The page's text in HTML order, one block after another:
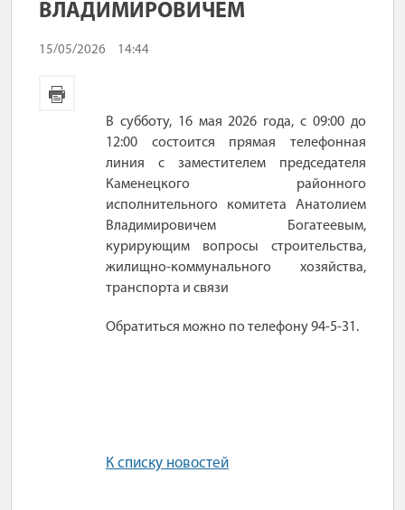
ВЛАДИМИРОВИЧЕМ
15/05/2026 14:44
В субботу, 16 мая 2026 года, с 09:00 до
12:00 состоится прямая телефонная
линия c заместителем председателя
Каменецкого районного
исполнительного комитета Анатолием
Владимировичем Богатеевым,
курирующим вопросы строительства,
жилищно-коммунального хозяйства,
транспорта и связи
Обратиться можно по телефону 94-5-31.
К списку новостей